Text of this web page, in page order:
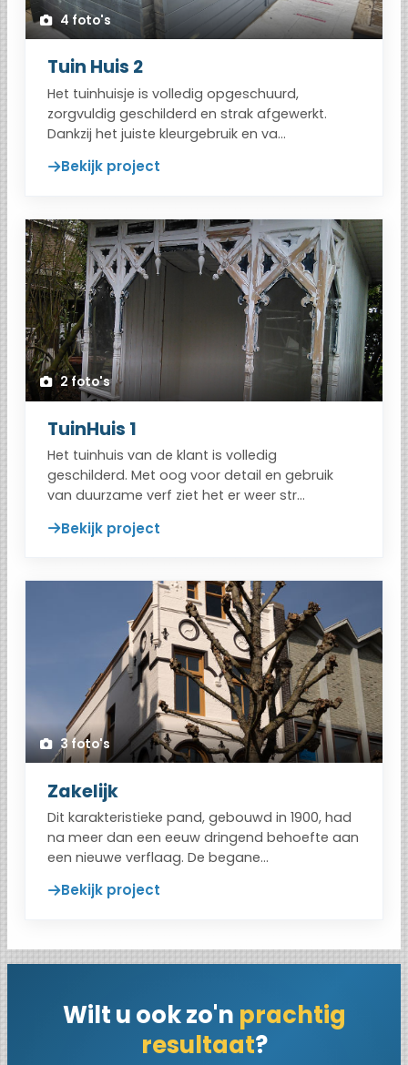
4 foto's
Tuin Huis 2
Het tuinhuisje is volledig opgeschuurd,
zorgvuldig geschilderd en strak afgewerkt.
Dankzij het juiste kleurgebruik en va...
Bekijk project
2 foto's
TuinHuis 1
Het tuinhuis van de klant is volledig
geschilderd. Met oog voor detail en gebruik
van duurzame verf ziet het er weer str...
Bekijk project
3 foto's
Zakelijk
Dit karakteristieke pand, gebouwd in 1900, had
na meer dan een eeuw dringend behoefte aan
een nieuwe verflaag. De begane...
Bekijk project
Wilt u ook zo'n prachtig
resultaat?